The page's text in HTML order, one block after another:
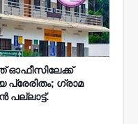
പ്രേരിതം; ഗ്രാമ